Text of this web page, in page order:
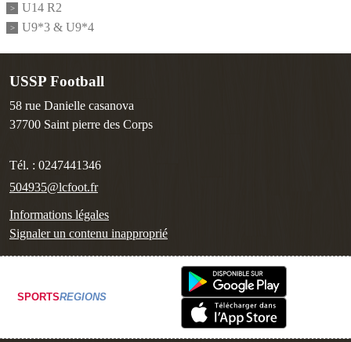
U14 R2
U9*3 & U9*4
USSP Football
58 rue Danielle casanova
37700 Saint pierre des Corps
Tél. : 0247441346
504935@lcfoot.fr
Informations légales
Signaler un contenu inapproprié
SPORTSREGIONS